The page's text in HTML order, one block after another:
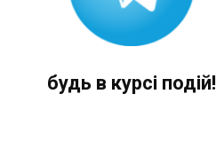
будь в курсі подій!